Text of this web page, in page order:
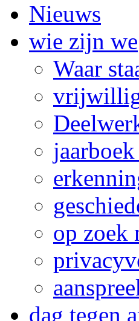
Nieuws
wie zijn we
Waar
op zoek
dag tegen